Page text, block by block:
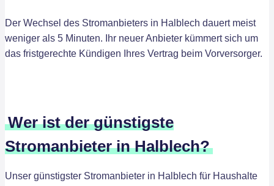
Der Wechsel des Stromanbieters in Halblech dauert meist
weniger als 5 Minuten. Ihr neuer Anbieter kümmert sich um
das fristgerechte Kündigen Ihres Vertrag beim Vorversorger.
Wer ist der günstigste
Stromanbieter in Halblech?
Unser günstigster Stromanbieter in Halblech für Haushalte